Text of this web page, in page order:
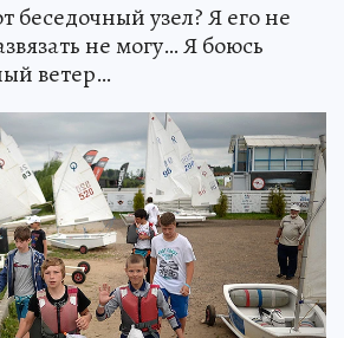
беседочный узел? Я его не
не могу… Я боюсь
ветер…